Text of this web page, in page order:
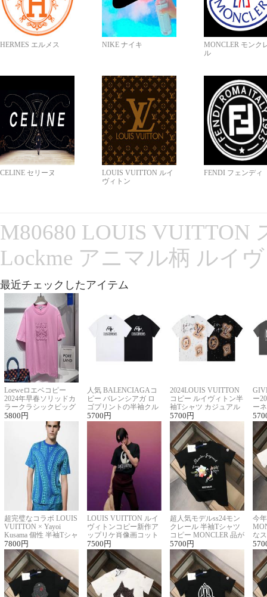
HERMES エルメス NIKE ナイキ
MONCLER モンク
ル
CELINE セリーヌ
LOUIS VUITTON ルイ
ヴィトン
FENDI フェンディ
M80680 LOUIS VUITTON
Lockme アニマル柄 ルイ
最近チェックしたアイテム
Loeweロエベコピー
2024年早春ソリッドカ
ラークラシックビッグ
ロゴ刺繍Tシャツ
5800 円
人気 BALENCIAGAコ
ピー バレンシアガ ロ
ゴプリントの半袖クル
ーネックTシャツ
5700 円
2024LOUIS VUITTON
コピー ルイヴィトン半
袖Tシャツ カジュアル
に馴染む 2色展開
5700 円
ー
ー
ー
超完璧なコラボ LOUIS
VUITTON × Yayoi
Kusama 個性 半袖Tシャ
ツコピー男女兼用
7800 円
LOUIS VUITTON ルイ
ヴィトンコピー新作ア
ップリケ肖像画コット
ンニット半袖Tシャツ
7500 円
超人気モデルss24モン
クレール 半袖Tシャツ
コピー MONCLER 品が
良く見た目
5700 円
今
な
ル